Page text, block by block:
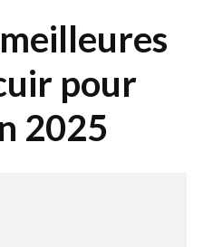
pour
2025